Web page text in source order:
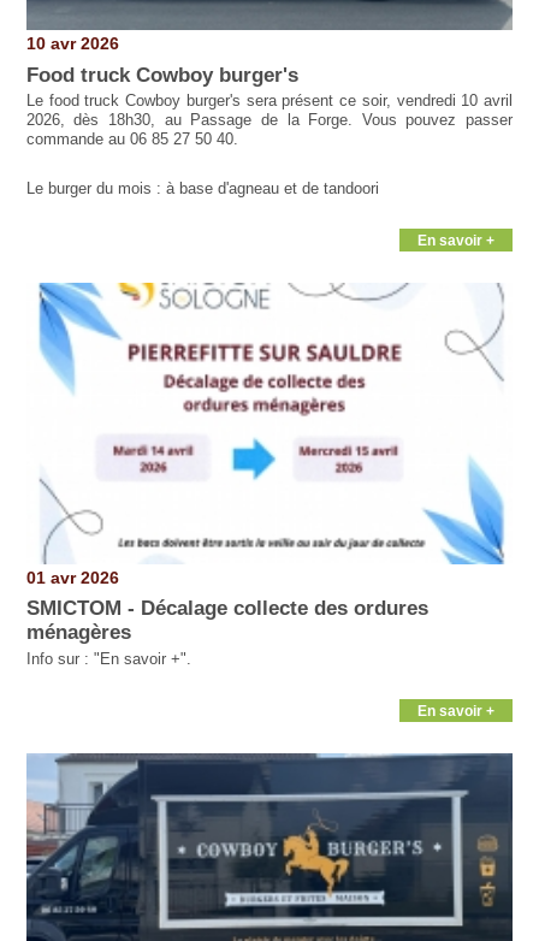
10 avr 2026
Food truck Cowboy burger's
Le food truck Cowboy burger's sera présent ce soir, vendredi 10 avril
2026, dès 18h30, au Passage de la Forge. Vous pouvez passer
commande au 06 85 27 50 40.
Le burger du mois : à base d'agneau et de tandoori
En savoir +
01 avr 2026
SMICTOM - Décalage collecte des ordures
ménagères
Info sur : "En savoir +".
En savoir +